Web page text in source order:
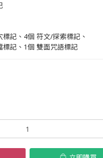
記、4個 符文/探索標記、
記、1個 雙面咒語標記